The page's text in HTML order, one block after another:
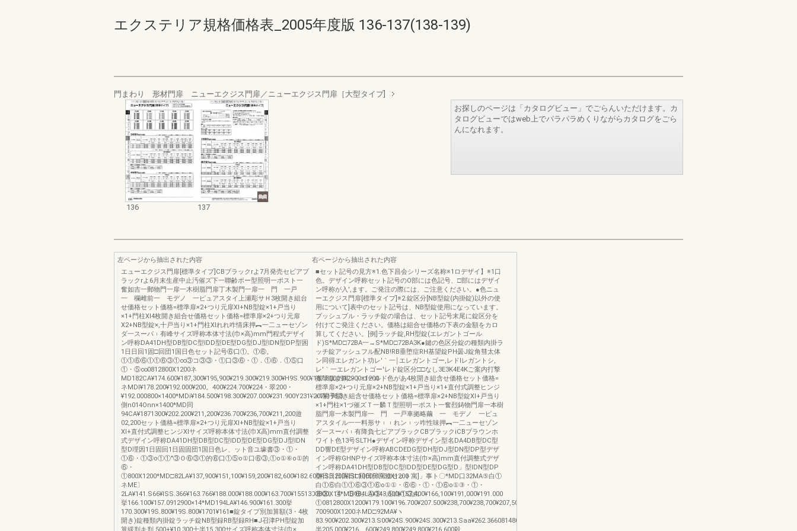
エクステリア規格価格表_2005年度版 136-137(138-139)
門まわり 形材門扉 ニューエクジス門扉／ニューエクジス門扉［大型タイプ]
136 137
お探しのページは「カタログビュー」でごらんいただけます。カ
タログビューではweb上でパラパラめくりながらカタログをごら
んになれます。
左ページから抽出された内容
エューエクジス門扉[標準タイプ]CBブラックrよ7月発売セビアブ
ラックrよ6月末生産中止汚催ズ下一聯齢ポー型照明一ポスト一
奮如吉一郵物門一扉一木樹脂門扉丁木製門一扉一 門 一戸
一 欄雌前一 モデノ 一ピュアスタイ上瀬彫サＨ3枚開き組台
せ価格セット価格=標準扉×2+つり元扉Xl+NB型錠×1+戸当り
×1+門柱Xl4枚開き組合せ価格セット価格=標準扉×2+つり元扉
X2+NB型錠×,十戸当り×1+門柱Xlれれ咋情床押︻一二ューセゾン
ダ一スーパ︲有峰サイズ呼称本体寸法(巾×高)mm門程式デザイ
ン呼称DA41DH型DB型DC型IDD型DE型DG型DJ型IDN型DP型困
1日日回1固□回団1国日色セット記号⑥口①。①⑥。
①①⑥⑥①①⑥③①∞③コ③③・①口③⑥・①．①⑥．①⑤口
①・⑤∞0812800X1200ネ
MD182CA¥174.600¥187,300¥195,900¥219.300¥219.300¥H9S.900¥187.8000912900×1200
ネMDI¥178.200¥192.000¥200。400¥224.700¥224・翠200・
¥192.000800×1400*MDi¥184.500¥198.300¥207.000¥231.900Y231¥207¥198,3
側n014Onn×1400*MD同
94CA¥1871300¥202.200¥211,200¥236.700¥236,700¥211,200遊
02,200セット価格=標準扉×2+つり元扉Xl+NB型錠×1+戸当り
Xl+直付式調整ヒンジXlサイズ呼称本体寸法(巾X高)mm直付調整
式デザイン呼称DA41DH型DB型DC型IDD型DE型DG型DJ型IDN
型D理因1日固回1日固固団1国日色レ、ット音ユ壕書③・①・
①⑥・①③o①①"③Ｏ⑥③①的⑥口①⑤o①口⑥③,①o①⑥o①的
⑥・
①800X1200*MD□82LA¥137,900¥151,100¥159,200¥182,600¥182.600¥lS3.200¥lSl.100091900X1200
ネME〕
2LA¥141.S66¥lSS.366¥163.766¥188.000¥188.000¥163.700¥1551300800X14*MD184LA¥143,600¥157,400¥166,100¥191,000¥191.000
挙166.100¥157.0912900×14*MD194LA¥146.900¥161.300挙
170.300¥19S.800¥19S.800¥1701¥161■錠タイプ別加算額(3・4枚
開き)錠種類内掛錠ラッチ錠NB型録RB型録RH■J召津PH型錠加
右ページから抽出された内容
■セット記号の見方※1.色下昌会シリーズ名称※1ロデザイ】※1口
色。デザイン呼称セット記号のO部には色記号、□部にはデザイ
ン呼称が入',ます。ご発注の際には、ご注意ください。●色ニュ
ーエクジス門扉[標準タイプ]※2.錠区分[NB型錠(内掛錠)以外の使
用について]表中のセット記号は、NB型錠使用になっています。
プッシュプル・ラッチ錠の場合は、セット記号末尾に錠区分を
付けてご発注ください。価格は組合せ価格の下表の金額をカロ
算してください。[例]ラッチ錠,RH型錠(エレガントゴール
ド)S*MD□72BA一→S*MD□72BA3K●鍵の色区分錠の種類内掛ラ
ッチ錠アッシュフル配NB!RB垂堕症RH基望錠PH曇J錠角彗太体
ン同得エレガント功レ′｀一￨エレガントゴー,レドIレガントシ,
レ′｀一エレガントゴー'レド錠区分□□なし3E3K4E4Kご案内打撃
撒筆放よ鋼ントゴールド色があ4枚開き組含せ価格セット価格=
標準扉×2+つり元扉×2+NB型錠×1+戸当り×1+直付式調整ヒンジ
×1親子開き組含せ価格セット価格=標準扉×2+NB型錠Xl+戸当り
×1+門柱×1づ催ズＴ一麟Ｔ型照明一ポスト一奮烈鋳物門扉一本樹
脂門扉一木製門扉一 門 一戸車拠略繭 一 モデノ 一ピュ
アスタイル一一料形サ︲︲れン︲ッ咋性味押︻一二ューセゾン
ダ一スーパ︲有降負七ピアブラックCBブラックiCBブラウンホ
ワイト色13号SLTH●デザイン呼称デザイン型名DA4DB型DC型
DD響DE型デザイン呼称ABCDEDG型DH型DJ型DN型DP型デザ
イン呼称GHNPサイズ呼称本体寸法(巾×高)mm直付調整式デザ
イン呼称DA41DH型DB型DC型IDD型DE型DG型D」型IDN型DP
型日日日回日□回日日回佳セット寓]」事ト〇*MD口32MA⑤白①
白①⑥白①①⑥③①⑥o①①・⑥⑥・①・①⑥o①③・①・
⑥③。①．⑤⑥。①③・①白①③白
①0812800X1200¥179.100¥196.700¥207.500¥238,700¥238,700¥207,500¥196。
700900X1200ネMD□92MA¥ヽ
83.900¥202.300¥213.S00¥24S.900¥24S.300¥213.Saa¥262.3660814800X1400*MD□84MA¥186,600